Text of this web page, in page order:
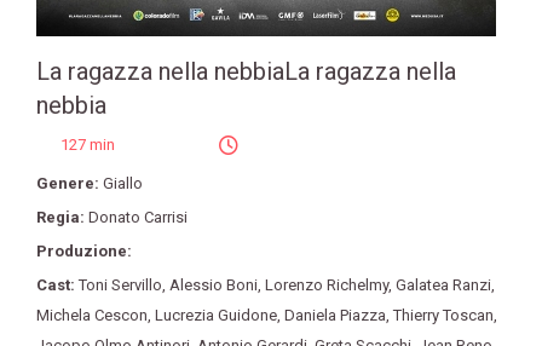
La ragazza nella nebbiaLa ragazza nella
nebbia
127 min
Genere: Giallo
Regia: Donato Carrisi
Produzione:
Cast:Toni Servillo Alessio Boni Lorenzo Richelmy, Galatea Ranzi
Michela Cescon Lucrezia Guidone Daniela Piazza ,Thierry Toscan